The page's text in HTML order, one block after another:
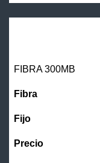
FIBRA 300MB